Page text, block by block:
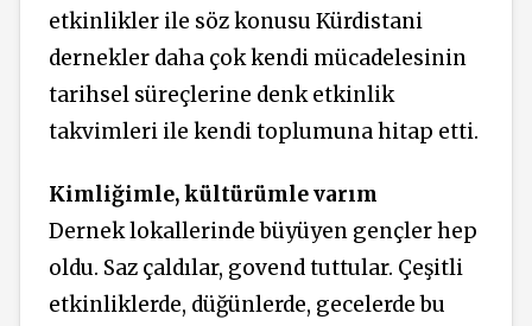
etkinlikler ile söz konusu Kürdistani
dernekler daha çok kendi mücadelesinin
tarihsel süreçlerine denk etkinlik
takvimleri ile kendi toplumuna hitap etti.
Kimliğimle, kültürümle varım
Dernek lokallerinde büyüyen gençler hep
oldu. Saz çaldılar, govend tuttular. Çeşitli
etkinliklerde, düğünlerde, gecelerde bu